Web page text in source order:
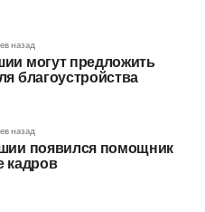
назад
могут предложить
благоустройства
назад
появился помощник
кадров